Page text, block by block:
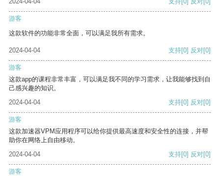
游客
这款软件的功能非常全面，可以满足我所有需求。
2024-04-04 支持[0] 反对[0]
游客
这款app的课程非常丰富，可以满足我不同的学习需求，让我能够找到自
己感兴趣的知识。
2024-04-04
支持[0] 反对[0]
游客
这款加速器VPM应用程序可以给你提供最高速度和安全性的连接，并帮
助你在网络上自由移动。
2024-04-04
支持[0] 反对[0]
游客